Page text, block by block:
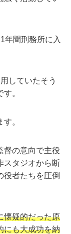
年間刑務所に入
していたそう
。
。
督の意向で主役
スタジオから断
役者たちを圧倒
懐疑的だった原
にも大成功を納